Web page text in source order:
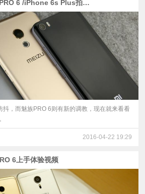
大牌对决 小米5 /魅族PRO 6 /iPhone 6s Plus拍照对比
抖，而魅族PRO 6则有新的调教，现在就来看看
2016-04-22 19:29
6上手体验视频